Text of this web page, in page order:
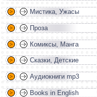
Мистика, Ужасы
Проза
Комиксы, Манга
Сказки, Детские
Аудиокниги mp3
Books in English